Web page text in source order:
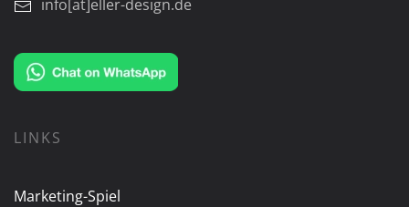
info[at]eller-design.de
LINKS
Marketing-Spiel